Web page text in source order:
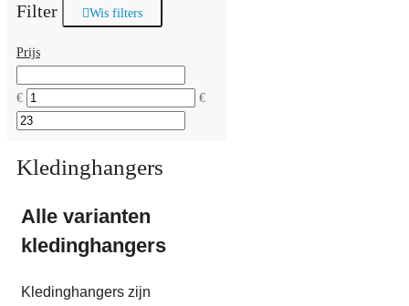
Filter Wis filters
Prijs
€ €
Kledinghangers
Alle varianten
kledinghangers
Kledinghangers zijn